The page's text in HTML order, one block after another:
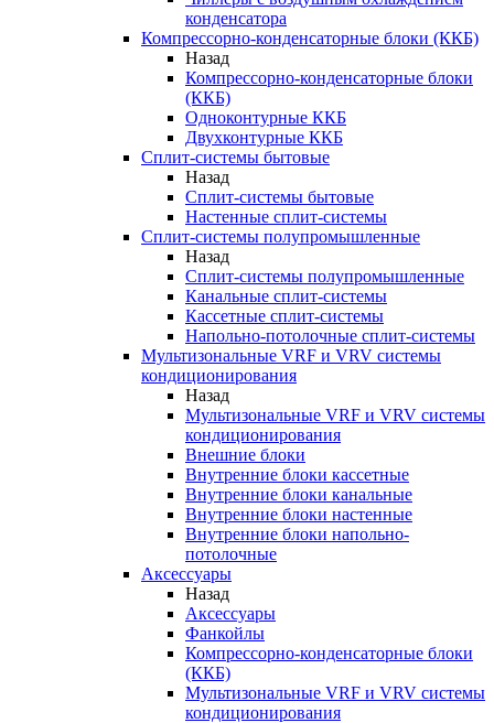
конденсатора
Компрессорно-конденсаторные блоки (ККБ)
Назад
Компрессорно-конденсаторные блоки
(ККБ)
Одноконтурные ККБ
Двухконтурные ККБ
Сплит-системы бытовые
Назад
Сплит-системы бытовые
Настенные сплит-системы
Сплит-системы полупромышленные
Назад
Сплит-системы полупромышленные
Канальные сплит-системы
Кассетные сплит-системы
Напольно-потолочные сплит-системы
Мультизональные VRF и VRV системы
кондиционирования
Назад
Мультизональные VRF и VRV системы
кондиционирования
Внешние блоки
Внутренние блоки кассетные
Внутренние блоки канальные
Внутренние блоки настенные
Внутренние блоки напольно-
потолочные
Аксессуары
Назад
Аксессуары
Фанкойлы
Компрессорно-конденсаторные блоки
(ККБ)
Мультизональные VRF и VRV системы
кондиционирования